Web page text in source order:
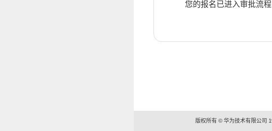
您的报名已进入审批流
版权所有 © 华为技术有限公司